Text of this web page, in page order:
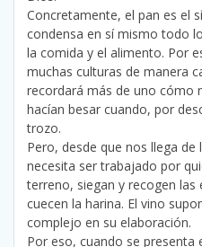
Concretamente, el pan es el
condensa en sí mismo todo
la comida y el alimento. Por
muchas culturas de manera
recordará más de uno cómo
hacían besar cuando, por
trozo.
Pero, desde que nos llega
necesita ser trabajado por
terreno, siegan y recogen las
cuecen la harina. El vino
complejo en su elaboración.
Por eso, cuando se presenta